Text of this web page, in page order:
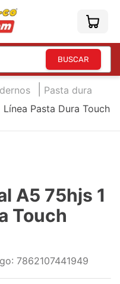
Pasta dura
Pasta Dura Touch
A5 75hjs 1
Touch
: 7862107441949